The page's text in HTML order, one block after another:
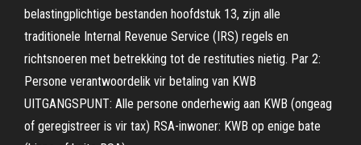
belastingplichtige bestanden hoofdstuk 13, zijn alle
traditionele Internal Revenue Service (IRS) regels en
richtsnoeren met betrekking tot de restituties nietig. Par 2:
Persone verantwoordelik vir betaling van KWB
UITGANGSPUNT: Alle persone onderhewig aan KWB (ongeag
of geregistreer is vir tax) RSA-inwoner: KWB op enige bate